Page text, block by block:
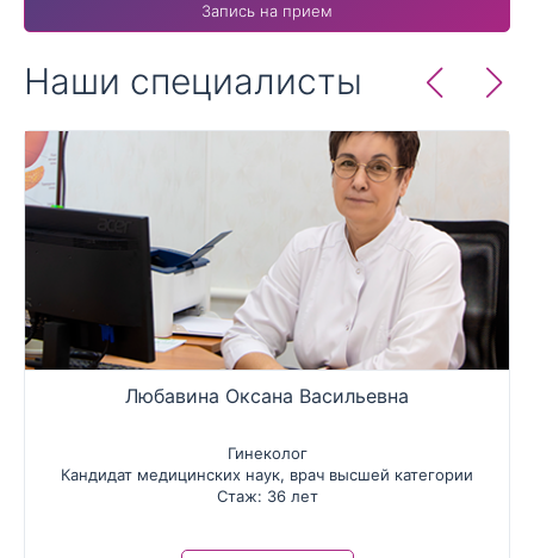
Запись на прием
Наши специалисты
Любавина Оксана Васильевна
Гинеколог
Кандидат медицинских наук, врач высшей категории
Стаж: 36 лет